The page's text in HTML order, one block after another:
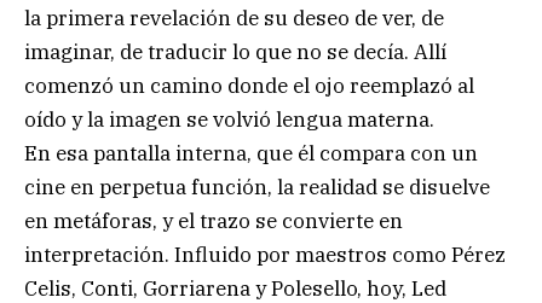
la primera revelación de su deseo de ver, de
imaginar, de traducir lo que no se decía. Allí
comenzó un camino donde el ojo reemplazó al
oído y la imagen se volvió lengua materna.
En esa pantalla interna, que él compara con un
cine en perpetua función, la realidad se disuelve
en metáforas, y el trazo se convierte en
interpretación. Influido por maestros como Pérez
Celis, Conti, Gorriarena y Polesello, hoy, Led